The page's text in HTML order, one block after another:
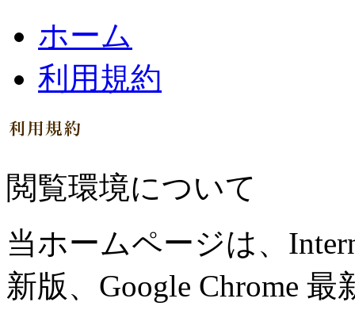
ホーム
利用規約
閲覧環境について
当ホームページは、
新版、Google Chrome